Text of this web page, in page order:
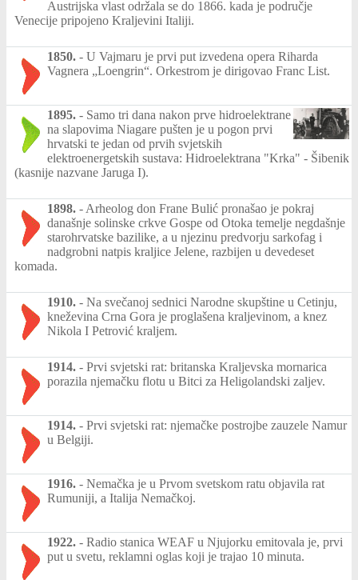
Austrijska vlast održala se do 1866. kada je područje
Venecije pripojeno Kraljevini Italiji.
1850. - U Vajmaru je prvi put izvedena opera Riharda
Vagnera „Loengrin“. Orkestrom je dirigovao Franc List.
1895. - Samo tri dana nakon prve hidroelektrane
na slapovima Niagare pušten je u pogon prvi
hrvatski te jedan od prvih svjetskih
elektroenergetskih sustava: Hidroelektrana "Krka" - Šibenik
(kasnije nazvane Jaruga I).
1898. - Arheolog don Frane Bulić pronašao je pokraj
današnje solinske crkve Gospe od Otoka temelje negdašnje
starohrvatske bazilike, a u njezinu predvorju sarkofag i
nadgrobni natpis kraljice Jelene, razbijen u devedeset
komada.
1910. - Na svečanoj sednici Narodne skupštine u Cetinju,
kneževina Crna Gora je proglašena kraljevinom, a knez
Nikola I Petrović kraljem.
1914. - Prvi svjetski rat: britanska Kraljevska mornarica
porazila njemačku flotu u Bitci za Heligolandski zaljev.
1914. - Prvi svjetski rat: njemačke postrojbe zauzele Namur
u Belgiji.
1916. - Nemačka je u Prvom svetskom ratu objavila rat
Rumuniji, a Italija Nemačkoj.
1922. - Radio stanica WEAF u Njujorku emitovala je, prvi
put u svetu, reklamni oglas koji je trajao 10 minuta.